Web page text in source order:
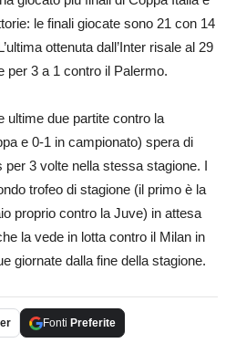
le finali giocate sono 21 con 14
ottenuta dall’Inter risale al 29
per 3 a 1 contro il Palermo.
ultime due partite contro la
e 0-1 in campionato) spera di
3 volte nella stessa stagione. I
trofeo di stagione (il primo è la
proprio contro la Juve) in attesa
la vede in lotta contro il Milan in
giornate dalla fine della stagione.
Fonti Preferite